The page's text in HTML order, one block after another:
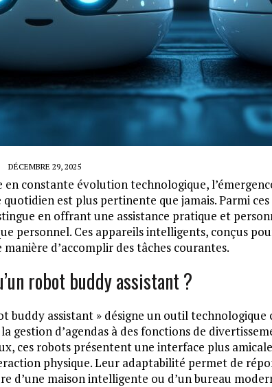
DÉCEMBRE 29, 2025
en constante évolution technologique,
est plus pertinente que jamais. Parmi
en offrant une assistance pratique et
personnel. Ces appareils intelligents, conçus
d’accomplir des tâches courantes.
robot buddy assistant ?
buddy assistant » désigne un outil
gestion d’agendas à des fonctions de
ces robots présentent une interface plus
physique. Leur adaptabilité permet de
d’une maison intelligente ou d’un bureau